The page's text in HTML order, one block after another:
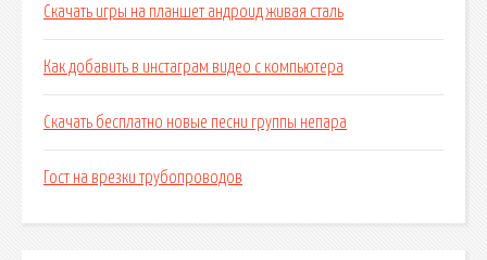
Скачать игры на планшет андроид живая сталь
Как добавить в инстаграм видео с компьютера
Скачать бесплатно новые песни группы непара
Гост на врезки трубопроводов